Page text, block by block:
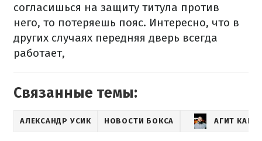
согласишься на защиту титула против
него, то потеряешь пояс. Интересно, что в
других случаях передняя дверь всегда
работает,
Связанные темы:
АЛЕКСАНДР УСИК НОВОСТИ БОКСА АГИТ